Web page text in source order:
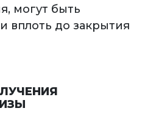
могут быть
вплоть до закрытия